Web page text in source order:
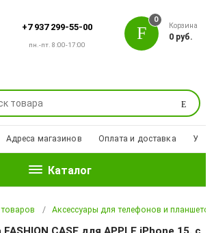
+7 937 299-55-00
пн.-пт. 8:00-17:00
Поиск
0
Корзина
0 руб.
Адреса магазинов Оплата и доставка
Каталог
Аксессуары для телефонов и планшетов